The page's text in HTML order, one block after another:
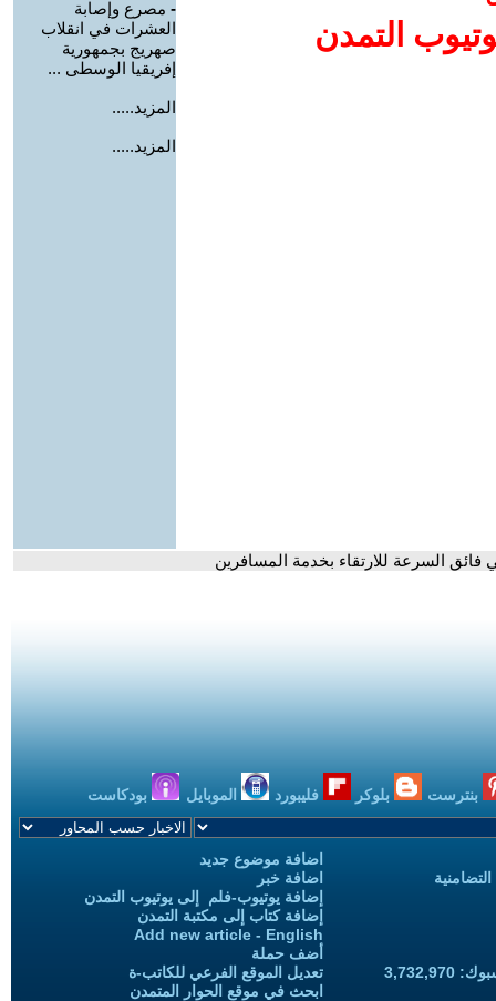
التمدن
- مصرع وإصابة
العشرات في انقلاب
صهريج بجمهورية
إفريقيا الوسطى ...
المزيد.....
المزيد.....
السرعة للارتقاء بخدمة المسافرين
بنترست بلوكر فليبورد الموبايل بودكاست
اضافة موضوع جديد
اضافة خبر
إضافة يوتيوب-فلم إلى يوتيوب التمدن
إضافة كتاب إلى مكتبة التمدن
Add new article - English
أضف حملة
تعديل الموقع الفرعي للكاتب-ة
ابحث في موقع الحوار المتمدن